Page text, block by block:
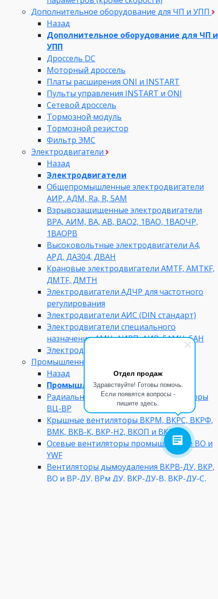
Отдел продаж
Здравствуйте! Готовы помочь.
Если появятся вопросы -
пишите здесь.
Дополнительное оборудование для ЧП и УПП
Назад
Дополнительное оборудование для ЧП и
УПП
Дроссель DC
Моторный дроссель
Платы расширения ONI и INSTART
Пульты управления INSTART и ONI
Сетевой дроссель
Тормозной модуль
Тормозной резистор
Фильтр ЭМС
Электродвигатели
Назад
Электродвигатели
Общепромышленные электродвигатели
АИР, АДМ, Ra, R, 5AM
Взрывозащищенные электродвигатели
ВРА, АИМ, ВА, АВ, ВАO2, 1ВАО, 1ВАОЧР,
1ВАОРВ
Высоковольтные электродвигатели A4,
АРД, ДАЗ04, ДВАН
Крановые электродвигатели AMTF, AMTKF,
ДMTF, ДМТН
Электродвигатели АДЧР для частотного
регулирования
Электродвигатели АИС (DIN стандарт)
Электродвигатели специального
назначения: АМН, АИРП, АИР, 5АМН, 5АН
Электродвигатели 380 вольт 5А, 5АМ
Промышленные вентиляторы
Назад
Промышленные вентиляторы
Радиальные центробежные вентиляторы
ВЦ-ВР
Крышные вентиляторы ВКРМ, ВКРС, ВКРФ,
ВМК, ВКВ-К, ВКР-Н2, ВКОП и ВКОПв
Осевые вентиляторы промышленные ВО и
YWF
Вентиляторы дымоудаления ВКРВ-ДУ, ВКР,
ВО и ВР-ДУ, ВРм ДУ, ВКР-ДУ-В, ВКР-ДУ-С,